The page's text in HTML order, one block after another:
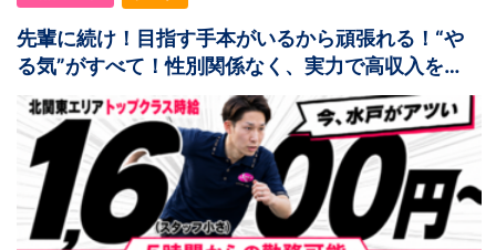
先輩に続け！目指す手本がいるから頑張れる！“や
る気”がすべて！性別関係なく、実力で高収入を掴
めます！